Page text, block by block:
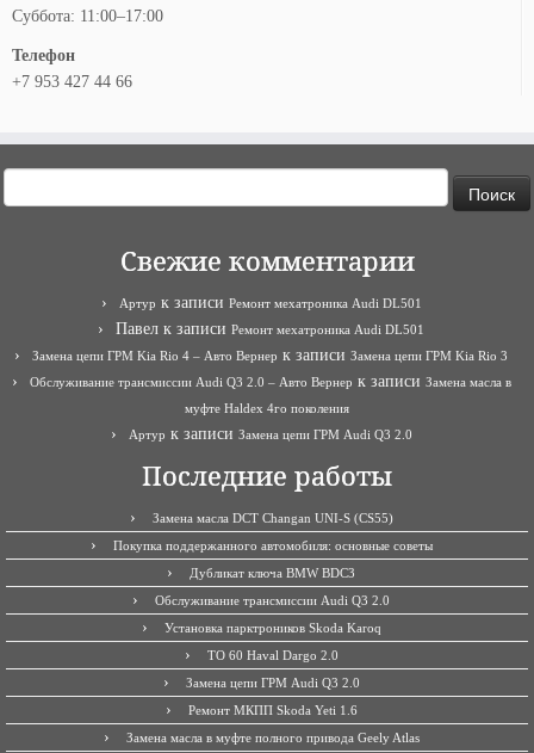
Суббота: 11:00–17:00
Телефон
+7 953 427 44 66
Свежие комментарии
Артур к записи Ремонт мехатроника Audi DL501
Павел к записи Ремонт мехатроника Audi DL501
Замена цепи ГРМ Kia Rio 4 – Авто Вернер к записи Замена цепи ГРМ Kia Rio 3
Обслуживание трансмиссии Audi Q3 2.0 – Авто Вернер к записи Замена масла в
муфте Haldex 4го поколения
Артур к записи Замена цепи ГРМ Audi Q3 2.0
Последние работы
Замена масла DCT Changan UNI-S (CS55)
Покупка поддержанного автомобиля: основные советы
Дубликат ключа BMW BDC3
Обслуживание трансмиссии Audi Q3 2.0
Установка парктроников Skoda Karoq
ТО 60 Haval Dargo 2.0
Замена цепи ГРМ Audi Q3 2.0
Ремонт МКПП Skoda Yeti 1.6
Замена масла в муфте полного привода Geely Atlas